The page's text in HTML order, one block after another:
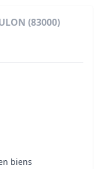
(83000)
biens